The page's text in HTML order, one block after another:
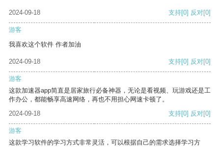
2024-09-18 支持[0] 反对[0]
游客
我喜欢这个软件 作者加油
2024-09-18 支持[0] 反对[0]
游客
这款加速器app简直是居家旅行必备神器，无论是看视频、玩游戏还是工
作办公，都能畅享高速网络，再也不用担心网速卡顿了。
2024-09-18
支持[0] 反对[0]
游客
这款学习软件的学习方式非常灵活，可以根据自己的需求选择学习方